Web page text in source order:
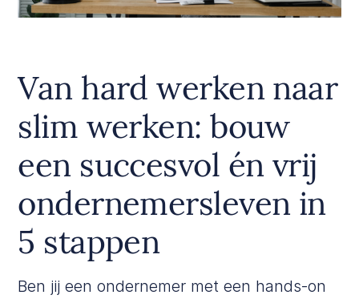
Van hard werken naar
slim werken: bouw
een succesvol én vrij
ondernemersleven in
5 stappen
Ben jij een ondernemer met een hands-on